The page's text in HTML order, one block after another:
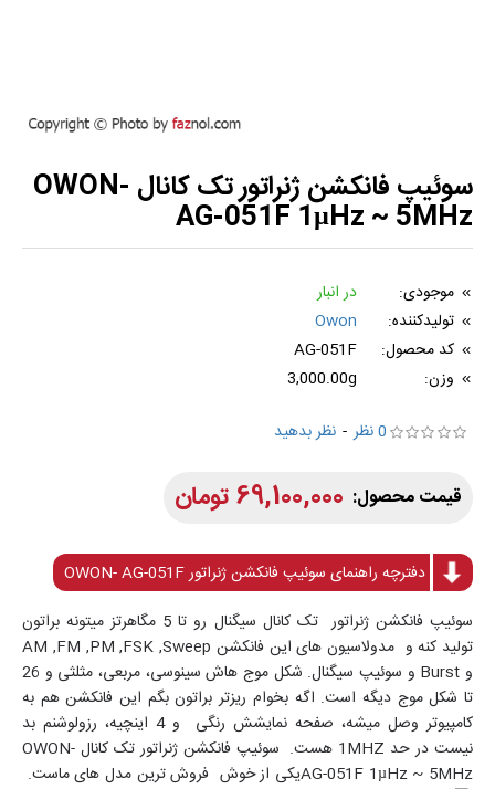
سوئیپ فانکشن ژنراتور تک کانال OWON-
AG-051F 1µHz ~ 5MHz
موجودی:
در انبار
تولیدکننده:
Owon
کد محصول:
AG-051F
وزن:
3,000.00g
0 نظر
- نظر بدهید
69,100,000 تومان
سوئیپ فانکشن ژنراتور تک کانال سیگنال رو تا 5 مگاهرتز میتونه براتون
تولید کنه و مدولاسیون های این فانکشن AM ,FM ,PM ,FSK ,Sweep
و Burst و سوئیپ سیگنال. شکل موج هاش سینوسی، مربعی، مثلثی و 26
تا شکل موج دیگه است. اگه بخوام ریزتر براتون بگم این فانکشن هم به
کامپیوتر وصل میشه، صفحه نمایشش رنگی و 4 اینچیه، رزولوشنم بد
نیست در حد 1MHZ هست. سوئیپ فانکشن ژنراتور تک کانال OWON-
AG-051F 1µHz ~ 5MHzیکی از خوش فروش ترین مدل های ماست.
دفترچه راهنمای سوئیپ فانکشن ژنراتور OWON- AG-051F